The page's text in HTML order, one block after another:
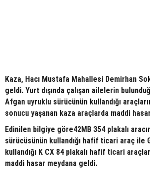
Kaza, Hacı Mustafa Mahallesi Demirhan
geldi. Yurt dışında çalışan ailelerin
Afgan uyruklu sürücünün kullandığı
sonucu yaşanan kaza araçlarda maddi
Edinilen bilgiye göre42MB 354 plakalı
sürücüsünün kullandığı hafif ticari araç ile
kullandığı K CX 84 plakalı hafif ticari
maddi hasar meydana geldi.